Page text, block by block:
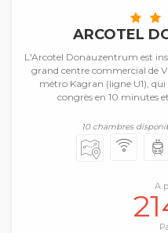
ARCOTEL
L'Arcotel Donauzentrum est
grand centre commercial de
métro Kagran (ligne U1),
congrès en 10 minutes
10 chambres
A